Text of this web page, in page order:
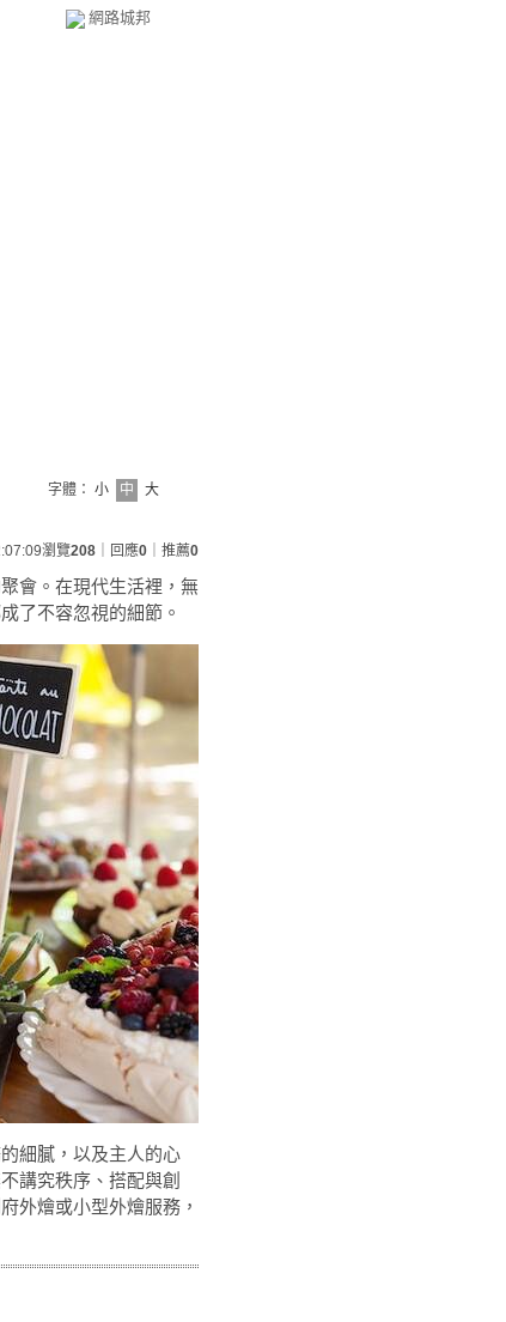
網路城邦
字體： 小 中 大
瀏覽208 ｜回應0 ｜推薦0
會。在現代生活裡，無
了不容忽視的細節。
細膩，以及主人的心
講究秩序、搭配與創
外燴或小型外燴服務，